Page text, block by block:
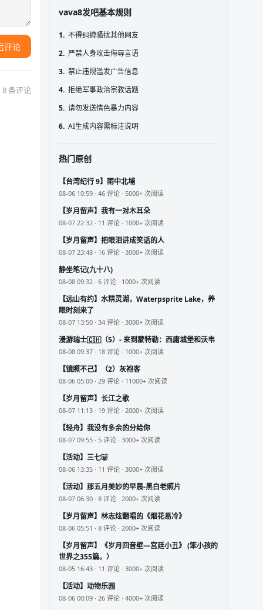
评论
8 条评论
vava8发吧基本规则
1. 不得纠缠骚扰其他网友
2. 严禁人身攻击侮辱言语
3. 禁止违规滥发广告信息
4. 拒绝军事政治宗教话题
5. 请勿发送情色暴力内容
6. AI生成内容需标注说明
热门原创
【台湾纪行 9】雨中北埔
08-06 10:59 · 46 评论 · 5000+ 次阅读
【岁月留声】我有一对木耳朵
08-07 22:32 · 11 评论 · 1000+ 次阅读
【岁月留声】把眼泪讲成笑话的人
08-07 23:48 · 16 评论 · 3000+ 次阅读
静坐笔记(九十八)
08-08 09:32 · 6 评论 · 1000+ 次阅读
【远山有约】水精灵湖，Waterpsprite Lake，养
眼时刻来了
08-07 13:50 · 34 评论 · 3000+ 次阅读
漫游瑞士🇨🇭（5）- 来到蒙特勒：西庸城堡和沃韦
08-08 09:37 · 18 评论 · 1000+ 次阅读
【镜照不己】（2）灰袍客
08-06 05:00 · 29 评论 · 11000+ 次阅读
【岁月留声】长江之歌
08-07 11:13 · 19 评论 · 2000+ 次阅读
【轻舟】我没有多余的分给你
08-07 09:55 · 5 评论 · 3000+ 次阅读
【活动】三七🐷
08-06 13:35 · 11 评论 · 3000+ 次阅读
【活动】那五月美妙的早晨-黑白老照片
08-07 06:30 · 8 评论 · 2000+ 次阅读
【岁月留声】林志炫翻唱的《烟花易冷》
08-06 05:51 · 8 评论 · 2000+ 次阅读
【岁月留声】《岁月回音壁—宫廷小丑》 (笨小孩的
世界之355篇。）
08-05 16:43 · 11 评论 · 3000+ 次阅读
【活动】动物乐园
08-06 00:09 · 26 评论 · 4000+ 次阅读